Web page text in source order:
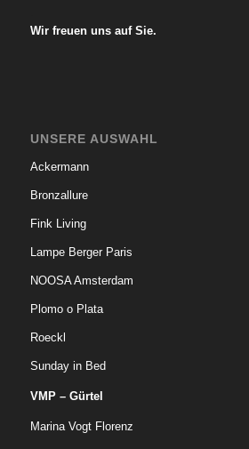
Wir freuen uns auf Sie.
UNSERE AUSWAHL
Ackermann
Bronzallure
Fink Living
Lampe Berger Paris
NOOSA Amsterdam
Plomo o Plata
Roeckl
Sunday in Bed
VMP – Gürtel
Marina Vogt Florenz